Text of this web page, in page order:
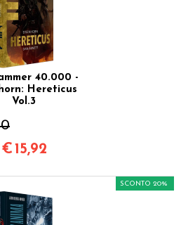
40.000 -
Hereticus
Vol.3
€ 15,92
SCONTO 20%